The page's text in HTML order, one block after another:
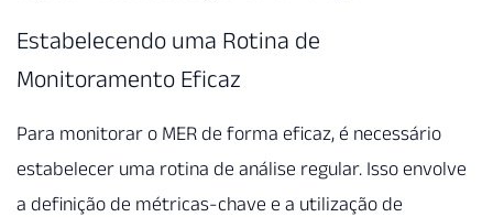
Estabelecendo uma Rotina de
Monitoramento Eficaz
Para monitorar o MER de forma eficaz, é necessário
estabelecer uma rotina de análise regular. Isso envolve
a definição de métricas-chave e a utilização de